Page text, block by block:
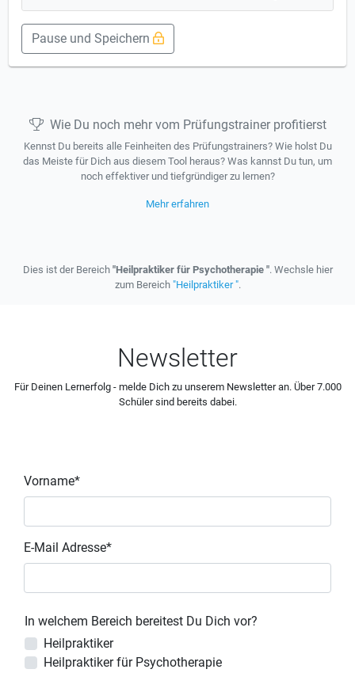
Pause und Speichern
Wie Du noch mehr vom Prüfungstrainer profitierst
Kennst Du bereits alle Feinheiten des Prüfungstrainers? Wie holst Du
das Meiste für Dich aus diesem Tool heraus? Was kannst Du tun, um
noch effektiver und tiefgründiger zu lernen?
Mehr erfahren
Dies ist der Bereich "Heilpraktiker für Psychotherapie ". Wechsle hier
zum Bereich "Heilpraktiker ".
Newsletter
Für Deinen Lernerfolg - melde Dich zu unserem Newsletter an. Über 7.000
Schüler sind bereits dabei.
Vorname*
E-Mail Adresse*
In welchem Bereich bereitest Du Dich vor?
Heilpraktiker
Heilpraktiker für Psychotherapie